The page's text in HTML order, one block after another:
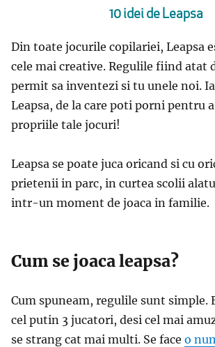
10 idei de Leapsa
Din toate jocurile copilariei, Leapsa
cele mai creative. Regulile fiind atat
permit sa inventezi si tu unele noi.
Leapsa, de la care poti porni pentru
propriile tale jocuri!
Leapsa se poate juca oricand si cu
prietenii in parc, in curtea scolii
intr-un moment de joaca in familie.
Cum se joaca leapsa?
Cum spuneam, regulile sunt simple.
cel putin 3 jucatori, desi cel mai
se strang cat mai multi. Se face o